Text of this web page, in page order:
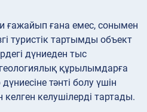
ғажайып ғана емес, сонымен
туристік тартымды объект
дүниеден тыс
құрылымдарға
тәнті болу үшін
келген келушілерді тартады.